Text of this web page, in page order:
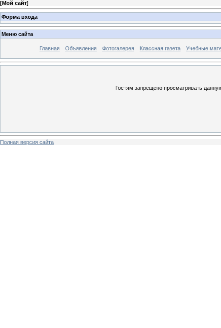
[Мой сайт]
Форма входа
Меню сайта
Главная Объявления Фотогалерея Классная газета Учебные
Гостям запрещено просматривать
Полная версия сайта